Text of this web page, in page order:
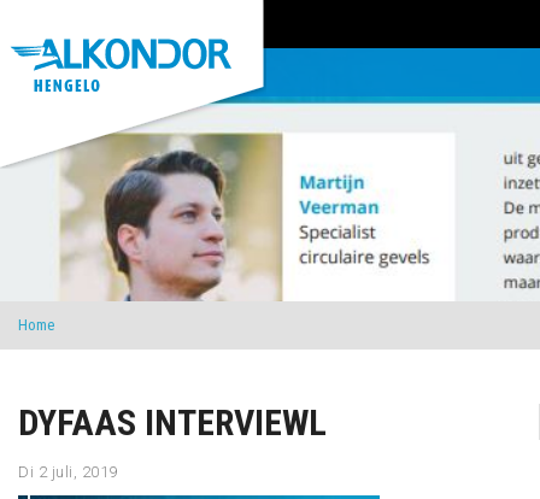
Home
DYFAAS INTERVIEWL
Di 2 juli, 2019